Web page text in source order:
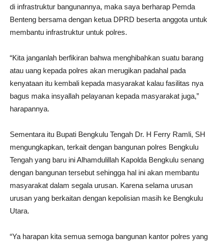
di infrastruktur bangunannya, maka saya berharap Pemda
Benteng bersama dengan ketua DPRD beserta anggota untuk
membantu infrastruktur untuk polres.
“Kita janganlah berfikiran bahwa menghibahkan suatu barang
atau uang kepada polres akan merugikan padahal pada
kenyataan itu kembali kepada masyarakat kalau fasilitas nya
bagus maka insyallah pelayanan kepada masyarakat juga,”
harapannya.
Sementara itu Bupati Bengkulu Tengah Dr. H Ferry Ramli, SH
mengungkapkan, terkait dengan bangunan polres Bengkulu
Tengah yang baru ini Alhamdulillah Kapolda Bengkulu senang
dengan bangunan tersebut sehingga hal ini akan membantu
masyarakat dalam segala urusan. Karena selama urusan
urusan yang berkaitan dengan kepolisian masih ke Bengkulu
Utara.
“Ya harapan kita semua semoga bangunan kantor polres yang